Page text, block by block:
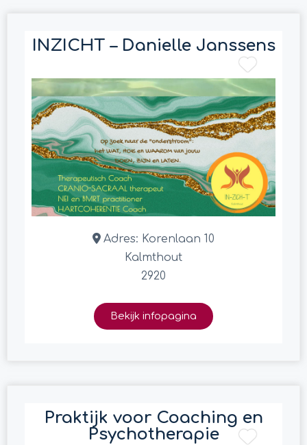
INZICHT – Danielle Janssens
Adres: Korenlaan 10
Kalmthout
2920
Bekijk infopagina
Praktijk voor Coaching en
Psychotherapie